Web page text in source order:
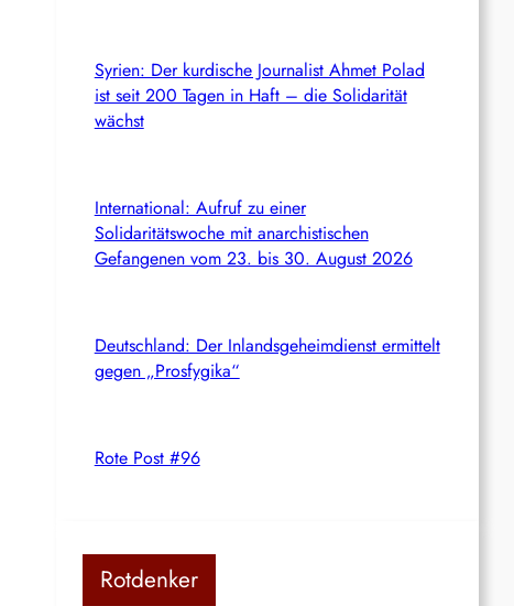
Syrien: Der kurdische Journalist Ahmet Polad
ist seit 200 Tagen in Haft – die Solidarität
wächst
International: Aufruf zu einer
Solidaritätswoche mit anarchistischen
Gefangenen vom 23. bis 30. August 2026
Deutschland: Der Inlandsgeheimdienst ermittelt
gegen „Prosfygika“
Rote Post #96
Rotdenker